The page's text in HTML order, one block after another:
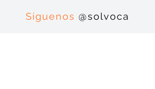
Siguenos @solvoca